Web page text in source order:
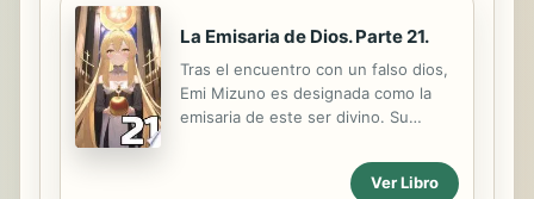
los países se enfrentan por recursos
naturales, Zakura y sus amigos
deberán descubrir quien es el
responsable de esta guerra y
mientras recuerda su misterioso
pasado y todos los hechos que la
La Emisaria de Dios. Parte 21.
Tras el encuentro con un falso dios,
Emi Mizuno es designada como la
emisaria de este ser divino. Su
de personas con él al paraíso, pero
para que eso suceda, tiene que
Ver Libro